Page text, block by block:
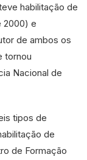
habilitação de
2000) e
de ambos os
tornou
Nacional de
tipos de
de
de Formação